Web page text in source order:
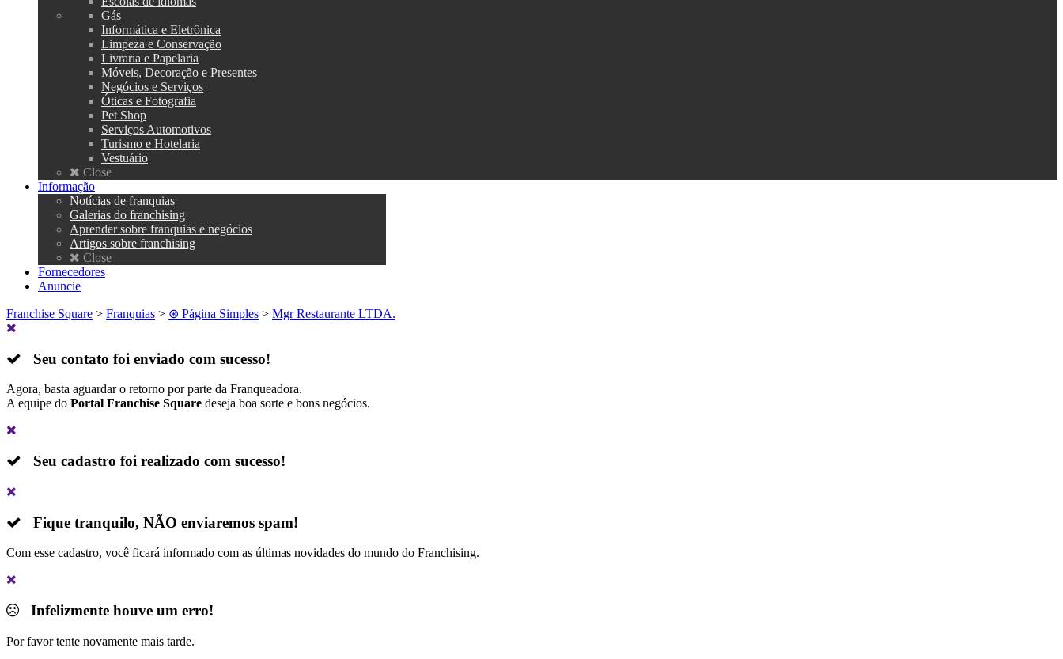
Gás
Informática e Eletrônica
Limpeza e Conservação
Livraria e Papelaria
Móveis, Decoração e Presentes
Negócios e Serviços
Óticas e Fotografia
Pet Shop
Serviços Automotivos
Turismo e Hotelaria
Vestuário
Close
Informação
Notícias de franquias
Galerias do franchising
Aprender sobre franquias e negócios
Artigos sobre franchising
Close
Fornecedores
Anuncie
Franchise Square > Franquias > ⊛ Página Simples > Mgr Restaurante LTDA.
Seu contato foi enviado com sucesso!
Agora, basta aguardar o retorno por parte da Franqueadora.
A equipe do Portal Franchise Square deseja boa sorte e bons negócios.
Seu cadastro foi realizado com sucesso!
Fique tranquilo, NÃO enviaremos spam!
Com esse cadastro, você ficará informado com as últimas novidades do mundo do Franchising.
Infelizmente houve um erro!
Por favor tente novamente mais tarde.